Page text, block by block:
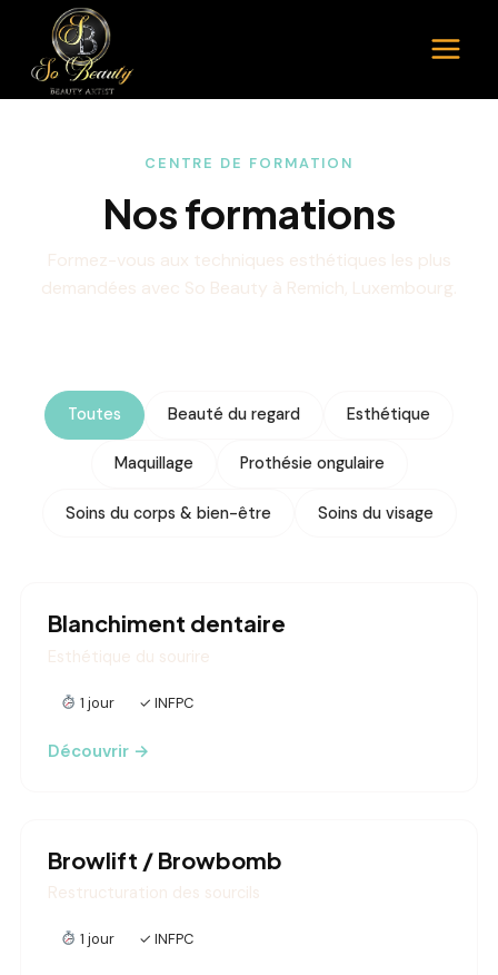
contenu
CENTRE DE FORMATION
Nos formations
Formez-vous aux techniques esthétiques les plus
demandées avec So Beauty à Remich, Luxembourg.
Toutes Beauté du regard Esthétique
Maquillage Prothésie ongulaire
Soins du corps & bien-être Soins du visage
Blanchiment dentaire
Esthétique du sourire
1 jour ✓ INFPC
Découvrir →
Browlift / Browbomb
Restructuration des sourcils
1 jour ✓ INFPC